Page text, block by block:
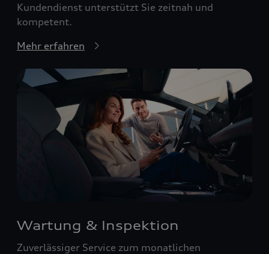
Kundendienst unterstützt Sie zeitnah und
kompetent.
Mehr erfahren
Wartung & Inspektion
Zuverlässiger Service zum monatlichen